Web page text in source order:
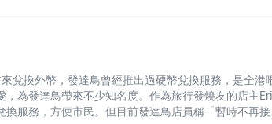
兌換外幣，發達鳥曾經推出過硬幣兌換服務，是全港
為發達鳥帶來不少知名度。作為旅行發燒友的店主
服務，方便市民。但目前發達鳥店員稱「暫時不再接